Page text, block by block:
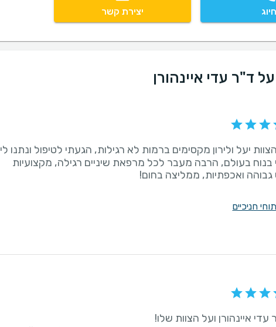
חיוג יצירת קשר
ד"ר עדי איינהורן
יעל ולירון מקסימים ברמות לא רגילות, הגעתי לטיפול ונתנו לי
בנוח בעולם, הרבה מעבר לכל מרפאת שיניים רגילה, מקצועיות
ואכפתיות, ממליצה בחום!
חניכיים